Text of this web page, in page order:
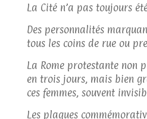
La Cité n’a pas toujours
Des personnalités
tous les coins de rue ou
La Rome protestante non
en trois jours, mais bien
ces femmes, souvent
Les plaques